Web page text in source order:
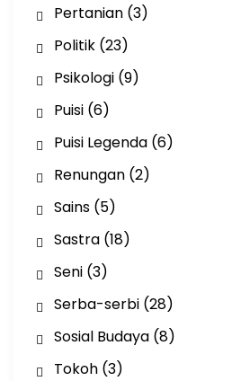
Pertanian(3)
Politik(23)
Psikologi(9)
Puisi(6)
Puisi Legenda(6)
Renungan(2)
Sains(5)
Sastra(18)
Seni(3)
Serba-serbi(28)
Sosial Budaya(8)
Tokoh(3)